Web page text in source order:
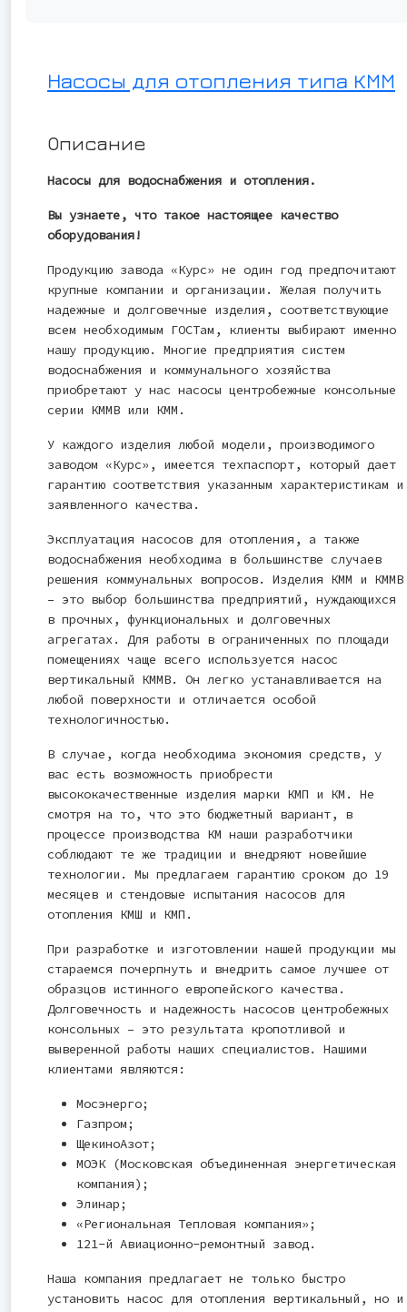
Насосы для отопления типа КММ
Описание
Насосы для водоснабжения и отопления.
Вы узнаете, что такое настоящее качество
оборудования!
Продукцию завода «Курс» не один год предпочитают
крупные компании и организации. Желая получить
надежные и долговечные изделия, соответствующие
всем необходимым ГОСТам, клиенты выбирают именно
нашу продукцию. Многие предприятия систем
водоснабжения и коммунального хозяйства
приобретают у нас насосы центробежные консольные
серии КММВ или КММ.
У каждого изделия любой модели, производимого
заводом «Курс», имеется техпаспорт, который дает
гарантию соответствия указанным характеристикам и
заявленного качества.
Эксплуатация насосов для отопления, а также
водоснабжения необходима в большинстве случаев
решения коммунальных вопросов. Изделия КММ и КММВ
– это выбор большинства предприятий, нуждающихся
в прочных, функциональных и долговечных
агрегатах. Для работы в ограниченных по площади
помещениях чаще всего используется насос
вертикальный КММВ. Он легко устанавливается на
любой поверхности и отличается особой
технологичностью.
В случае, когда необходима экономия средств, у
вас есть возможность приобрести
высококачественные изделия марки КМП и КМ. Не
смотря на то, что это бюджетный вариант, в
процессе производства КМ наши разработчики
соблюдают те же традиции и внедряют новейшие
технологии. Мы предлагаем гарантию сроком до 19
месяцев и стендовые испытания насосов для
отопления КМШ и КМП.
При разработке и изготовлении нашей продукции мы
стараемся почерпнуть и внедрить самое лучшее от
образцов истинного европейского качества.
Долговечность и надежность насосов центробежных
консольных – это результата кропотливой и
выверенной работы наших специалистов. Нашими
клиентами являются:
Мосэнерго;
Газпром;
ЩекиноАзот;
МОЭК (Московская объединенная энергетическая
компания);
Элинар;
«Региональная Тепловая компания»;
121-й Авиационно-ремонтный завод.
Наша компания предлагает не только быстро
установить насос для отопления вертикальный, но и